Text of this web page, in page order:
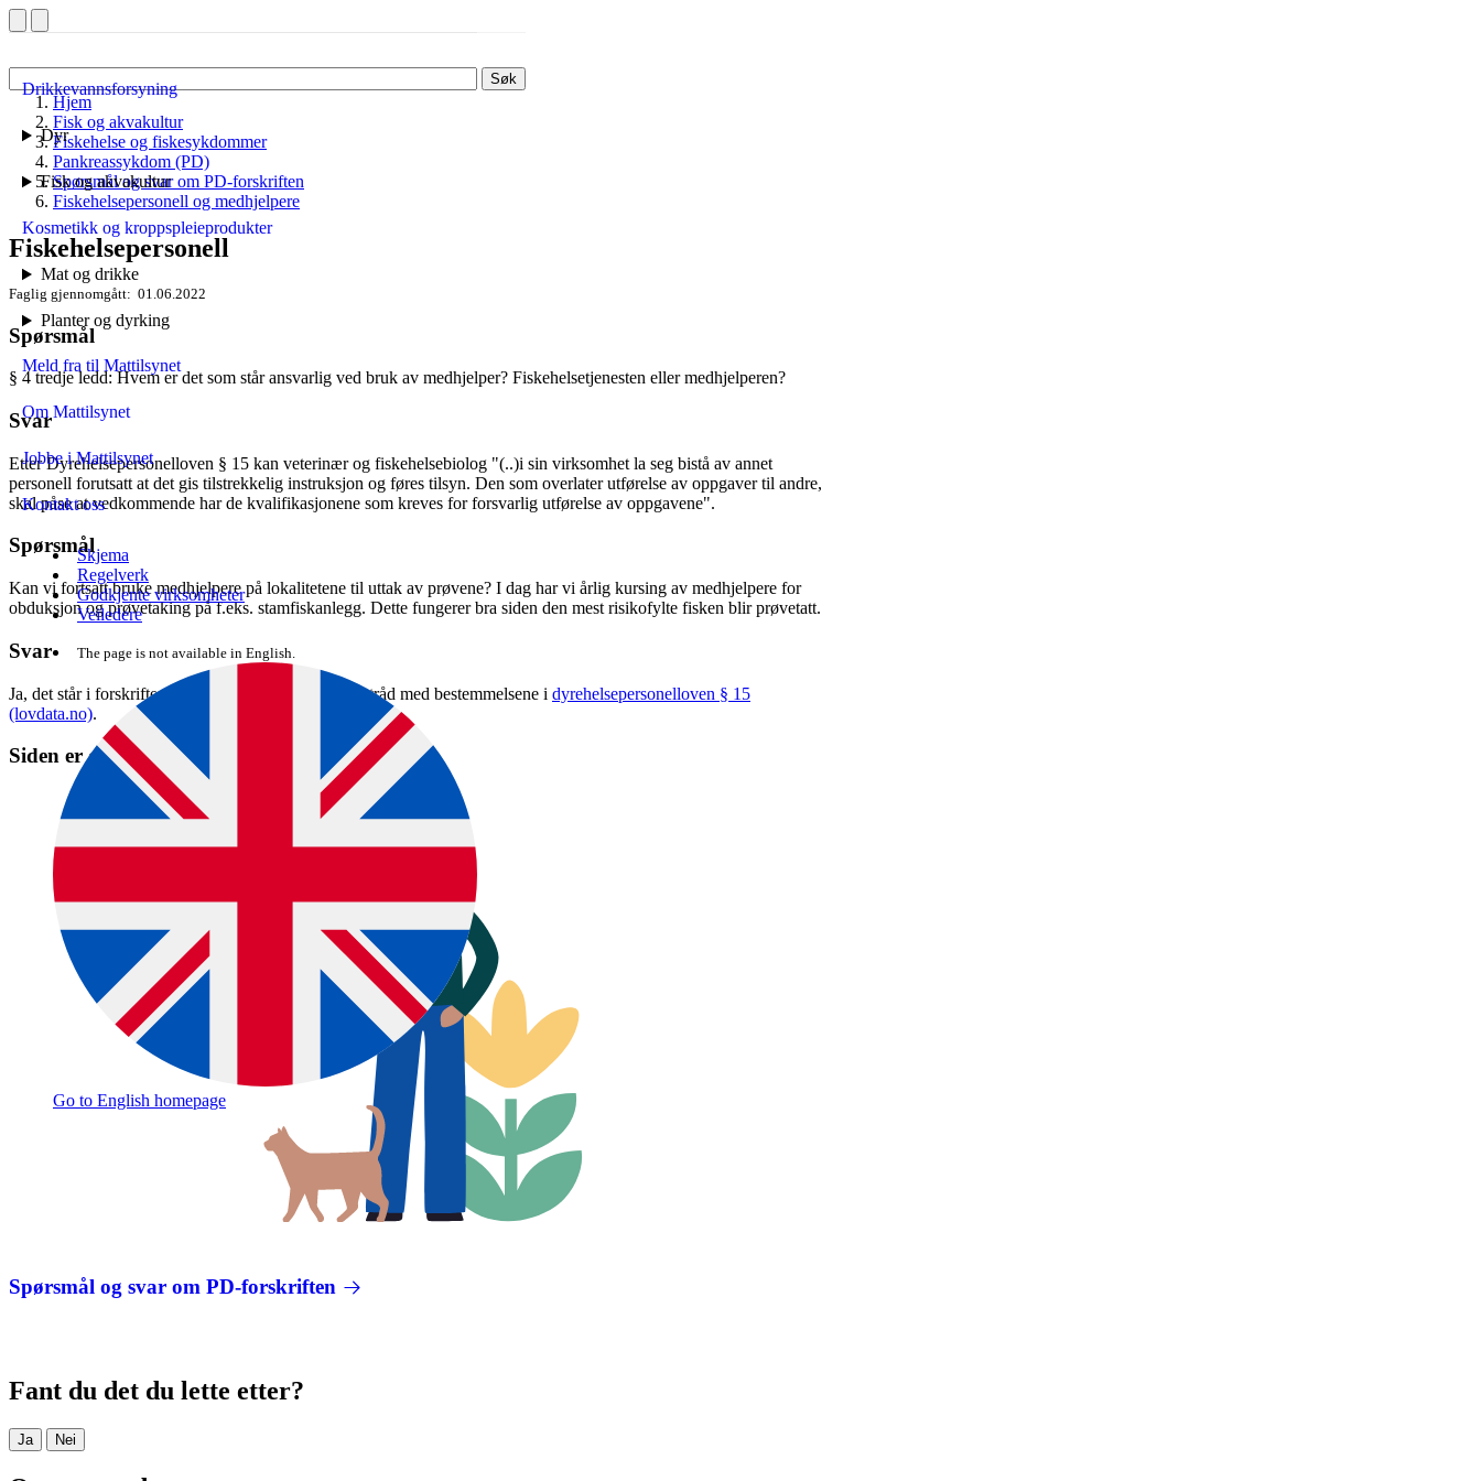
Søk
Drikkevannsforsyning
Dyr
Fisk og akvakultur
Kosmetikk og kroppspleieprodukter
Mat og drikke
Planter og dyrking
Meld fra til Mattilsynet
Om Mattilsynet
Jobbe i Mattilsynet
Kontakt oss
Skjema
Regelverk
Godkjente virksomheter
Veiledere
The page is not available in English.
Go to English homepage
Hjem
Fisk og akvakultur
Fiskehelse og fiskesykdommer
Pankreassykdom (PD)
Spørsmål og svar om PD-forskriften
Fiskehelsepersonell og medhjelpere
Fiskehelsepersonell
Faglig gjennomgått 01.06.2022
Spørsmål
§ 4 tredje ledd: Hvem er det som står ansvarlig ved bruk av medhjelper? Fiskehelsetjenesten eller medhjelperen?
Svar
Etter Dyrehelsepersonelloven § 15 kan veterinær og fiskehelsebiolog "(..)i sin virksomhet la seg bistå av annet
personell forutsatt at det gis tilstrekkelig instruksjon og føres tilsyn. Den som overlater utførelse av oppgaver til andre,
skal påse at vedkommende har de kvalifikasjonene som kreves for forsvarlig utførelse av oppgavene".
Spørsmål
Kan vi fortsatt bruke medhjelpere på lokalitetene til uttak av prøvene? I dag har vi årlig kursing av medhjelpere for
obduksjon og prøvetaking på f.eks. stamfiskanlegg. Dette fungerer bra siden den mest risikofylte fisken blir prøvetatt.
Svar
Ja, det står i forskriften at medhjelper kan benyttes i tråd med bestemmelsene i dyrehelsepersonelloven § 15
(lovdata.no).
Siden er en del av denne veiledningen:
Spørsmål og svar om PD-forskriften
Fant du det du lette etter?
Ja Nei